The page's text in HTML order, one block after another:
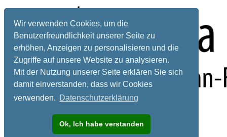
Wir verwenden Cookies, um die
Benutzerfreundlichkeit unserer Seite zu
erhöhen, Anzeigen zu personalisieren und die
Zugriffe auf unsere Website zu analysieren.
Mit der Nutzung unserer Seite erklären Sie sich
damit einverstanden, dass wir Cookies
verwenden. Datenschutzerklärung
Ok, Ich habe verstanden
Registrieren